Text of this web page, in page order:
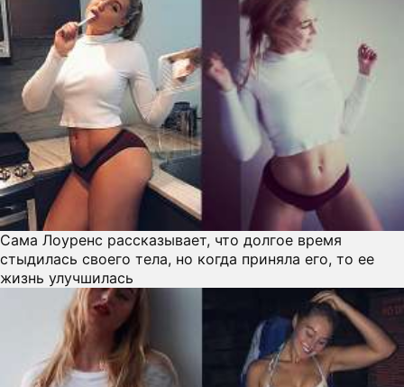
Сама Лоуренс рассказывает, что долгое время
стыдилась своего тела, но когда приняла его, то ее
жизнь улучшилась